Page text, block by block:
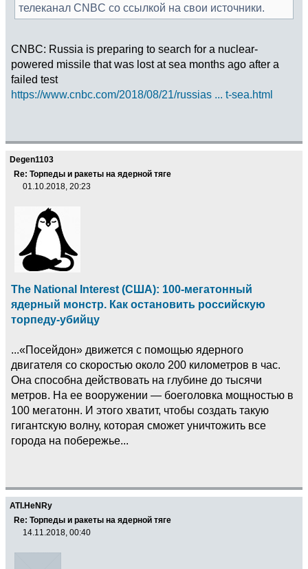
телеканал CNBC со ссылкой на свои источники.
CNBC: Russia is preparing to search for a nuclear-
powered missile that was lost at sea months ago after a
failed test
https://www.cnbc.com/2018/08/21/russias ... t-sea.html
Degen1103
Re: Торпеды и ракеты на ядерной тяге
01.10.2018, 20:23
The National Interest (США): 100-мегатонный
ядерный монстр. Как остановить российскую
торпеду-убийцу
...«Посейдон» движется с помощью ядерного
двигателя со скоростью около 200 километров в час.
Она способна действовать на глубине до тысячи
метров. На ее вооружении — боеголовка мощностью в
100 мегатонн. И этого хватит, чтобы создать такую
гигантскую волну, которая сможет уничтожить все
города на побережье...
ATI.HeNRy
Re: Торпеды и ракеты на ядерной тяге
14.11.2018, 00:40